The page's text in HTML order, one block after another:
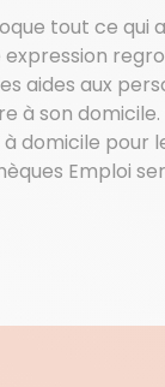
tout ce
aides aux
à son
à domicile
Emploi